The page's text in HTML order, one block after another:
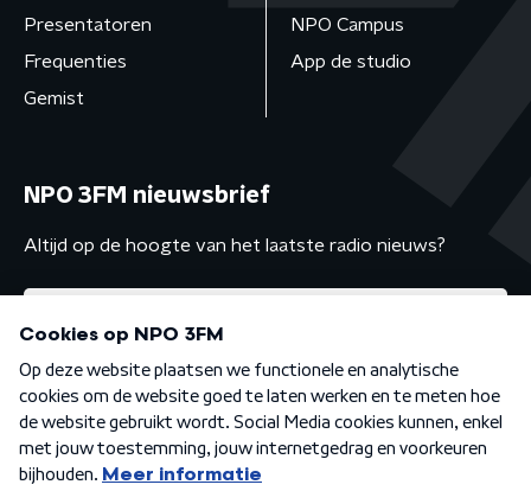
Presentatoren
Frequenties
Gemist
NPO Campus
App de studio
NPO 3FM nieuwsbrief
Altijd op de hoogte van het laatste radio nieuws?
Algemene voorwaarden Privacybeleid